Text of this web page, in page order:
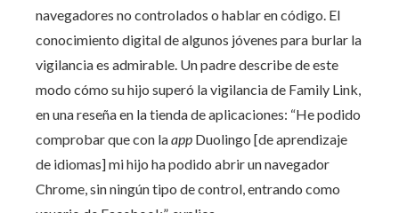
navegadores no controlados o hablar en código. El
conocimiento digital de algunos jóvenes para burlar la
vigilancia es admirable. Un padre describe de este
modo cómo su hijo superó la vigilancia de Family Link,
en una reseña en la tienda de aplicaciones: “He podido
comprobar que con laapp Duolingo [de aprendizaje
de idiomas] mi hijo ha podido abrir un navegador
Chrome, sin ningún tipo de control, entrando como